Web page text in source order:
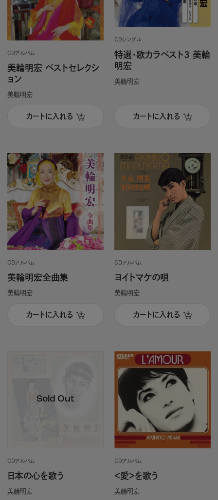
CDアルバム
美輪明宏 ベストセレクシ
ョン
美輪明宏
カートに入れる
CDシングル
特選・歌カラベスト3 美輪
明宏
美輪明宏
カートに入れる
CDアルバム
美輪明宏全曲集
美輪明宏
カートに入れる
CDアルバム
ヨイトマケの唄
美輪明宏
カートに入れる
CDアルバム
日本の心を歌う
美輪明宏
CDアルバム
＜愛＞を歌う
美輪明宏